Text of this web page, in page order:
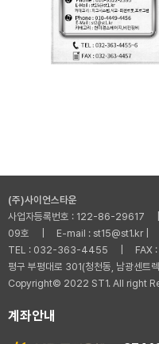
(주)사이언스타운
사업자등록번호 : 122-86-29617
09호 | E-mail : st15@st1.kr | 대
TEL : 032-363-4455 | FAX :
평구 부평대로 301(청천동, 남광센
Copyright© 2022 ST1. All right
계좌안내